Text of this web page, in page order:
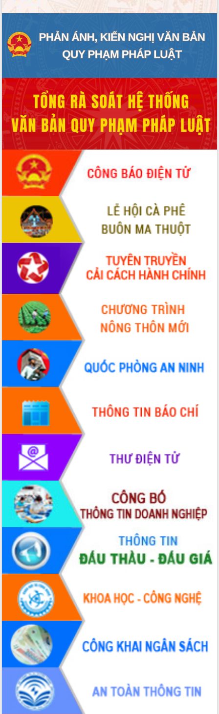
Định vị cà phê Việt Nam như một “di
sản sống” trong dòng chảy toàn cầu
sống người dân từ những mô hình thiết
thực
Quyết liệt tháo gỡ vướng mắc, đẩy
trong Khu kinh tế Nam Phú Yên
Hòn Yến phát triển du lịch gắn với bảo
tồn biển
Lấy ý kiến điều chỉnh Quy hoạch tỉnh
Đắk Lắk thời kỳ 2021-2030, tầm nhìn
đến năm 2050
Phát động chiến dịch 30 ngày đêm
giải phóng mặt bằng Tuyến đường bộ
ven biển
Đắk Lắk nỗ lực thúc đẩy tăng trưởng
kinh tế từ 10% trở lên trong Quý
II/2026
Đắk Lắk ký kết thỏa thuận hợp tác về
chuyển đổi số giai đoạn 2026 – 2030
với Tập đoàn Bưu chính Viễn thông
Việt Nam
Thứ trưởng Bộ Y tế làm việc với tỉnh
Đắk Lắk về phát triển nhân lực y tế
cho trạm y tế cấp xã
Du lịch Đắk Lắk nâng tầm trải nghiệm
du khách thông qua Hệ thống cơ sở dữ
liệu và Bản đồ số
Tập huấn ứng dụng trí tuệ nhân tạo (AI)
trong thương mại điện tử năm 2026
Đoàn đại biểu Quốc hội tỉnh Đắk Lắk
trao đổi thông tin trước Kỳ họp thứ
nhất, Quốc hội khóa XVI
Quyết liệt cải cách hành chính, khơi
thông nguồn lực phát triển
Nâng cao hiệu lực, hiệu quả HĐND
tỉnh thông qua hiện đại hóa hành chính
Xã Ea Phê gắn cải cách hành chính với
chuyển đổi số
Phó Chủ tịch Thường trực UBND tỉnh
Hồ Thị Nguyên Thảo làm việc tại Trung
tâm Phục vụ hành chính công xã Ea
Xây dựng nền hành chính số đồng
hành cùng nông dân dân, doanh nghiệp
Giai đoạn 2026-2030, Đắk Lắk phấn
đấu có 77% xã đạt chuẩn nông thôn
mới
Chuyển đổi số 'mở đường' cho nông
nghiệp Đắk Lắk tăng trưởng bứt phá
Triển khai đồng bộ đo đạc, lập hồ sơ
địa chính, hoàn thiện cơ sở dữ liệu đất
Ứng dụng sinh trắc học - Bước tiến
trong hành trình chuyển đổi số tại Đắk
Lắk
Đắk Lắk nâng cao hiệu quả công tác
Đảng từ Sổ tay đảng viên điện tử
Đắk Lắk đẩy mạnh nuôi biển công
nghệ, hướng tới phát triển thủy sản
bền vững
Tập huấn nâng cao năng lực triển khai
chuyển đổi số cho cán bộ, công chức
cấp xã
Đắk Lắk phát động hưởng ứng Ngày
Quyền của người tiêu dùng Việt Nam